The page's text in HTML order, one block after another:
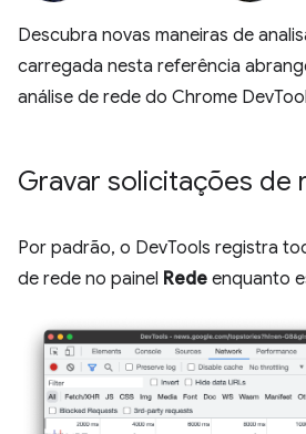
Descubra novas maneiras de
carregada nesta referência
análise de rede do Chrome
Gravar solicitações de
Por padrão, o DevTools registra
de rede no painel Rede enquanto